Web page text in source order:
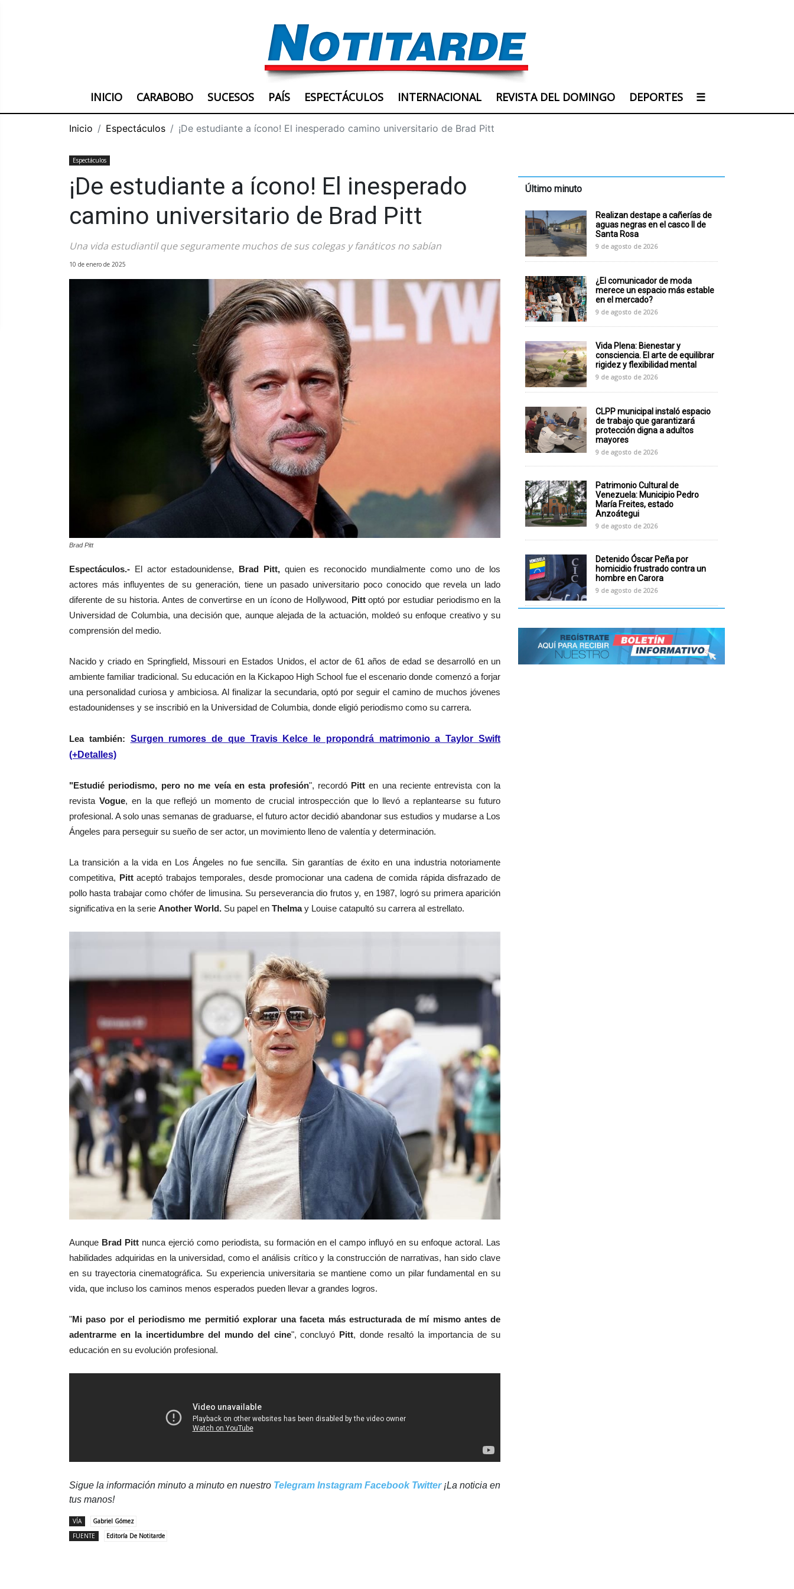
INICIO CARABOBO SUCESOS PAÍS ESPECTÁCULOS INTERNACIONAL REVISTA DEL DOMINGO DEPORTES ☰
Inicio Espectáculos ¡De estudiante a ícono! El inesperado camino universitario de Brad Pitt
Espectáculos
¡De estudiante a ícono! El inesperado
camino universitario de Brad Pitt
Una vida estudiantil que seguramente muchos de sus colegas y fanáticos no sabían
10 de enero de 2025
Brad Pitt
Espectáculos.- El actor estadounidense, Brad Pitt,quien es reconocido mundialmente como uno de los
actores más influyentes de su generación, tiene un pasado universitario poco conocido que revela un lado
diferente de su historia. Antes de convertirse en un ícono de Hollywood, Pittoptó por estudiar periodismo en la
Universidad de Columbia, una decisión que, aunque alejada de la actuación, moldeó su enfoque creativo y su
comprensión del medio.
Nacido y criado en Springfield, Missouri en Estados Unidos, el actor de 61 años de edad se desarrolló en un
ambiente familiar tradicional. Su educación en la Kickapoo High School fue el escenario donde comenzó a forjar
una personalidad curiosa y ambiciosa. Al finalizar la secundaria, optó por seguir el camino de muchos jóvenes
estadounidenses y se inscribió en la Universidad de Columbia, donde eligió periodismo como su carrera.
Lea también: Surgen rumores de que Travis Kelce le propondrá matrimonio a Taylor Swift
(+Detalles)
"Estudié periodismo, pero no me veía en esta profesión", recordó Pitten una reciente entrevista con la
revista Vogue, en la que reflejó un momento de crucial introspección que lo llevó a replantearse su futuro
profesional. A solo unas semanas de graduarse, el futuro actor decidió abandonar sus estudios y mudarse a Los
Ángeles para perseguir su sueño de ser actor, un movimiento lleno de valentía y determinación.
La transición a la vida en Los Ángeles no fue sencilla. Sin garantías de éxito en una industria notoriamente
competitiva, Pittaceptó trabajos temporales, desde promocionar una cadena de comida rápida disfrazado de
pollo hasta trabajar como chófer de limusina. Su perseverancia dio frutos y, en 1987, logró su primera aparición
significativa en la serie Another World. Su papel en Thelmay Louise catapultó su carrera al estrellato.
Aunque Brad Pittnunca ejerció como periodista, su formación en el campo influyó en su enfoque actoral. Las
habilidades adquiridas en la universidad, como el análisis crítico y la construcción de narrativas, han sido clave
en su trayectoria cinematográfica. Su experiencia universitaria se mantiene como un pilar fundamental en su
vida, que incluso los caminos menos esperados pueden llevar a grandes logros.
"Mi paso por el periodismo me permitió explorar una faceta más estructurada de mí mismo antes de
adentrarme en la incertidumbre del mundo del cine", concluyó Pitt, donde resaltó la importancia de su
educación en su evolución profesional.
Sigue la información minuto a minuto en nuestro Telegram Instagram Facebook Twitter¡La noticia en
tus manos!
VÍA
Gabriel Gómez
FUENTE
Editoría De Notitarde
Último minuto
Realizan destape a cañerías de
aguas negras en el casco II de
Santa Rosa
9 de agosto de 2026
¿El comunicador de moda
merece un espacio más estable
en el mercado?
9 de agosto de 2026
Vida Plena: Bienestar y
consciencia. El arte de equilibrar
rigidez y flexibilidad mental
9 de agosto de 2026
CLPP municipal instaló espacio
de trabajo que garantizará
protección digna a adultos
mayores
9 de agosto de 2026
Patrimonio Cultural de
Venezuela: Municipio Pedro
María Freites, estado
Anzoátegui
9 de agosto de 2026
Detenido Óscar Peña por
homicidio frustrado contra un
hombre en Carora
9 de agosto de 2026